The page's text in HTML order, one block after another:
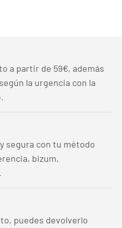
a partir de 59€, además
la urgencia con la
segura con tu método
bizum,
puedes devolverlo